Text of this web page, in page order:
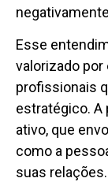
Esse
valorizado
profissionais
estratégico. A
ativo, que
como a
suas relações.